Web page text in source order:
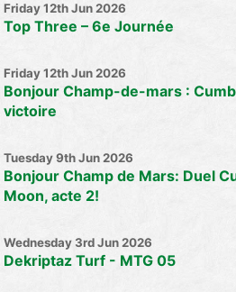
Friday 12th Jun 2026
Top Three – 6e Journée
Friday 12th Jun 2026
Bonjour Champ-de-mars :
victoire
Tuesday 9th Jun 2026
Bonjour Champ de Mars: Duel
Moon, acte 2!
Wednesday 3rd Jun 2026
Dekriptaz Turf - MTG 05